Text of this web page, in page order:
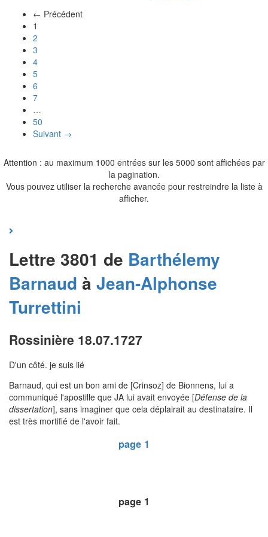
← Précédent
1
2
3
4
5
6
7
…
50
Suivant →
Attention : au maximum 1000 entrées sur les 5000 sont affichées par
la pagination.
Vous pouvez utiliser la recherche avancée pour restreindre la liste à
afficher.
Lettre 3801 de Barthélemy
Barnaud à Jean-Alphonse
Turrettini
Rossinière 18.07.1727
D'un côté. je suis lié
Barnaud, qui est un bon ami de [Crinsoz] de Bionnens, lui a
communiqué l'apostille que JA lui avait envoyée [Défense de la
dissertation], sans imaginer que cela déplairait au destinataire. Il
est très mortifié de l'avoir fait.
page 1
page 1